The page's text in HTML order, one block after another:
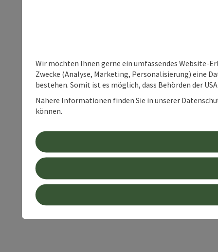
Wir möchten Ihnen gerne ein umfassendes Website-
Zwecke (Analyse, Marketing, Personalisierung) eine
bestehen. Somit ist es möglich, dass Behörden der
Nähere Informationen finden Sie in unserer
können.